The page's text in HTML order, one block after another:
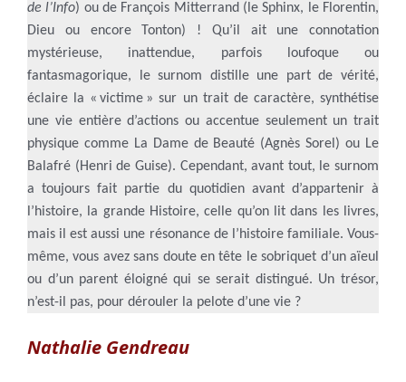
de l’Info) ou de François Mitterrand (le Sphinx, le Florentin,
Dieu ou encore Tonton) ! Qu’il ait une connotation
mystérieuse, inattendue, parfois loufoque ou
fantasmagorique, le surnom distille une part de vérité,
éclaire la « victime » sur un trait de caractère, synthétise
une vie entière d’actions ou accentue seulement un trait
physique comme La Dame de Beauté (Agnès Sorel) ou Le
Balafré (Henri de Guise). Cependant, avant tout, le surnom
a toujours fait partie du quotidien avant d’appartenir à
l’histoire, la grande Histoire, celle qu’on lit dans les livres,
mais il est aussi une résonance de l’histoire familiale. Vous-
même, vous avez sans doute en tête le sobriquet d’un aïeul
ou d’un parent éloigné qui se serait distingué. Un trésor,
n’est-il pas, pour dérouler la pelote d’une vie ?
Nathalie Gendreau